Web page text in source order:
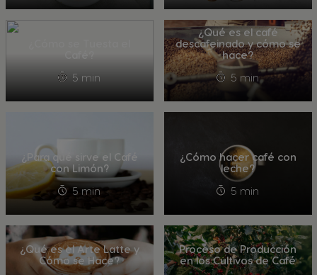
5 min
¿Qué es el café
descafeinado y cómo se
hace?
5 min
¿Para qué sirve el Café
con Limón?
5 min
¿Cómo hacer café con
leche?
5 min
¿Qué es el Arte Latte y
Cómo se Hace?
Proceso de Producción
en los Cultivos de Café